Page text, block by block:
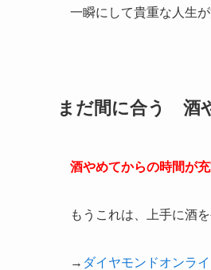
一瞬にして貴重な人生
まだ間に合う 酒
酒やめてからの時間が
もうこれは、上手に酒
→ ダイヤモンドオンラ